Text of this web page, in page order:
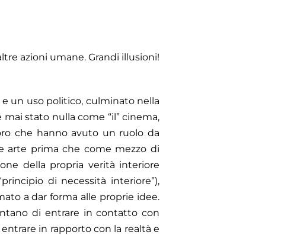
azioni umane. Grandi illusioni!
un uso politico, culminato nella
stato nulla come “il” cinema,
che hanno avuto un ruolo da
arte prima che come mezzo di
della propria verità interiore
di necessità interiore”),
a dar forma alle proprie idee.
di entrare in contatto con
in rapporto con la realtà e